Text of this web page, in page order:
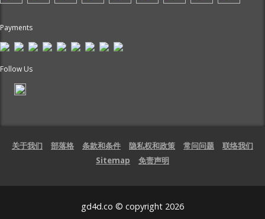
Payments
Follow Us
关于我们 部落格 条款和条件 隐私权和政策 常问问题
联络我们
Sitemap
免责声明
gd4d.co © copyright 2026